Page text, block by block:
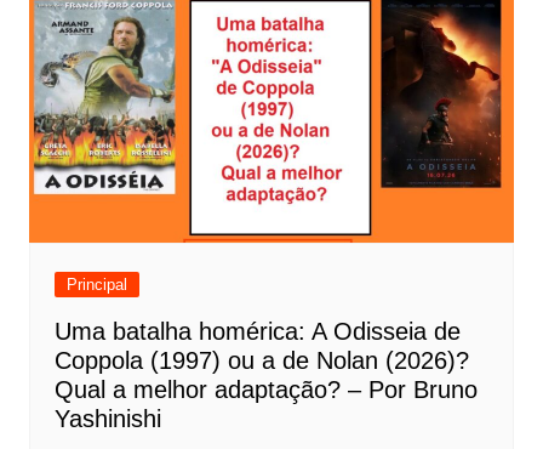
e
g
a
ç
ã
o
d
Principal
Uma batalha homérica: A Odisseia de
Coppola (1997) ou a de Nolan (2026)?
Qual a melhor adaptação? – Por Bruno
Yashinishi